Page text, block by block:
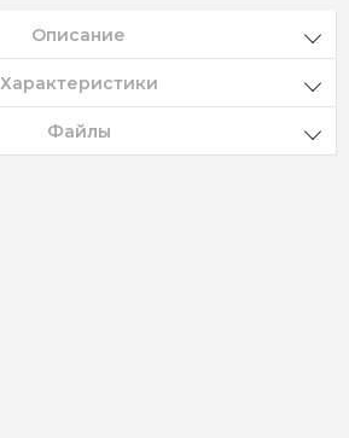
Описание
Характеристики
Файлы